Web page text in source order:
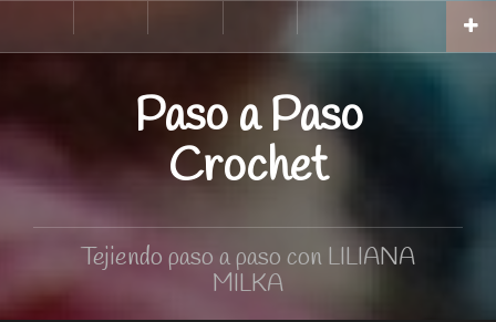
Paso a Paso
Crochet
Tejiendo paso a paso con LILIANA
MILKA